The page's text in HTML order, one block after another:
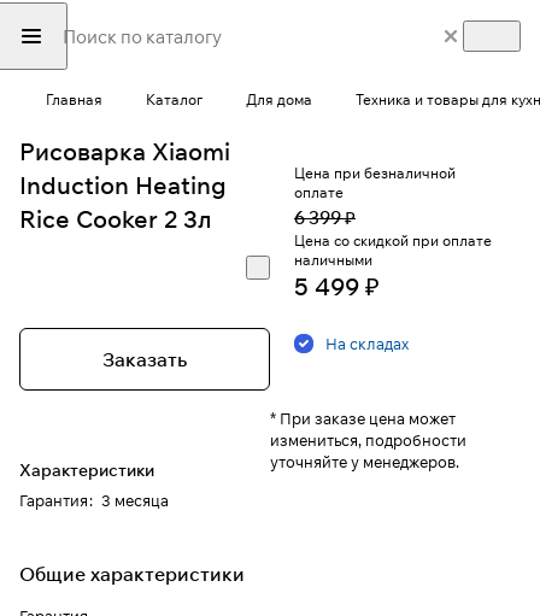
Главная Каталог Для дома Техника и товары для
Рисоварка Xiaomi
Induction Heating
Rice Cooker 2 3л
Заказать
Характеристики
Гарантия: 3 месяца
Цена при безналичной
оплате
6 399 ₽
Цена со скидкой при оплате
наличными
5 499 ₽
На складах
* При заказе цена может
измениться, подробности
уточняйте у менеджеров.
Общие характеристики